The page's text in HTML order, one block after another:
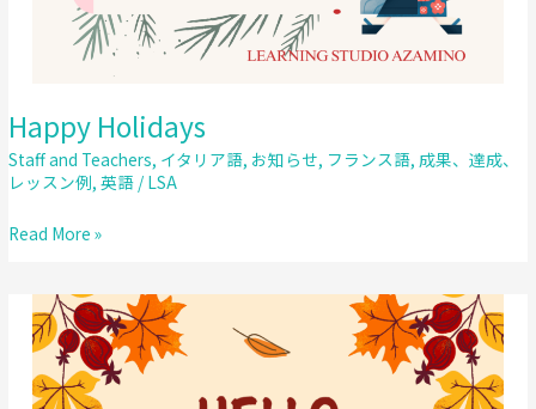
Happy Holidays
Staff and Teachers, イタリア語, お知らせ, フランス語,成果、達成、
レッスン例,英語 / LSA
Happy
Read More »